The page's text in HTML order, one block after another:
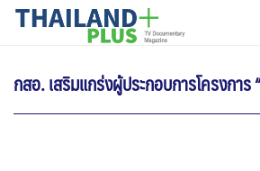
SkipTHAILANDPLUS NEWS
กสอ. เสริมแกร่งผู้ประกอบการโครงการ